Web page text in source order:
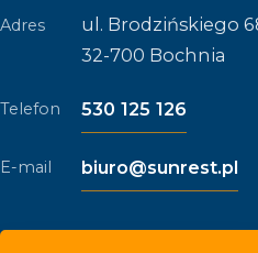
Adres
ul. Brodzińskiego
32-700 Bochnia
Telefon 530 125 126
E-mail biuro@sunrest.pl